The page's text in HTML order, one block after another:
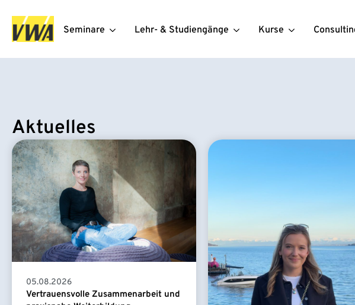
Seminare Lehr- & Studiengänge Kurse
Aktuelles
05.08.2026
Vertrauensvolle Zusammenarbeit und